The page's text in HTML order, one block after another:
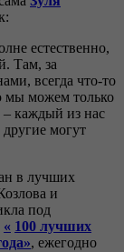
естественно,
Там, за
всегда что-то
мы можем только
– каждый из нас
могут
в лучших
и
под
« 100 лучших
», ежегодно